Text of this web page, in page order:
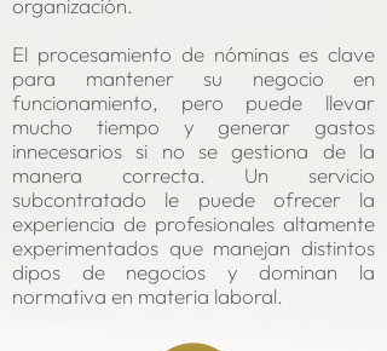
organización.
El procesamiento de nóminas es clave
para mantener su negocio en
funcionamiento, pero puede llevar
mucho tiempo y generar gastos
innecesarios si no se gestiona de la
manera correcta. Un servicio
subcontratado le puede ofrecer la
experiencia de profesionales altamente
experimentados que manejan distintos
dipos de negocios y dominan la
normativa en materia laboral.